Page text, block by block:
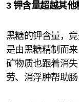
3 钾含量超越其他
黑糖的钾含量，
是由黑糖精制而
矿物质也跟着消
劳、消浮肿帮助